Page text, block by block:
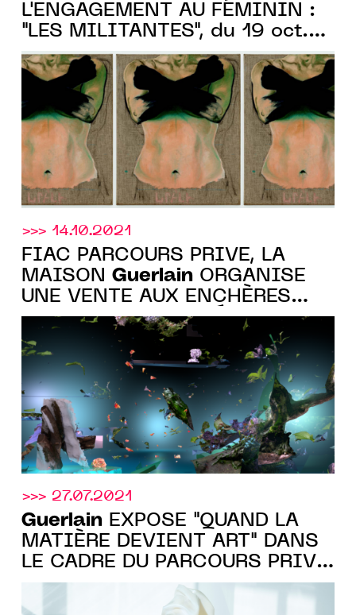
L'ENGAGEMENT AU FÉMININ :
"LES MILITANTES", du 19 oct.
au 14 nov. 2022, au 68 Champs
Elysée, Paris
>>> 14.10.2021
FIAC PARCOURS PRIVÉ, LA
MAISON Guerlain ORGANISE
UNE VENTE AUX ENCHÈRES
D’ŒUVRES CERTIFIÉES NFT
DANS LE CADRE DE SON
EXPOSITION « QUAND LA
MATIERE DEVIENT ART »
>>> 27.07.2021
Guerlain EXPOSE "QUAND LA
MATIÈRE DEVIENT ART" DANS
LE CADRE DU PARCOURS PRIVÉ
DE LA FIAC 2021